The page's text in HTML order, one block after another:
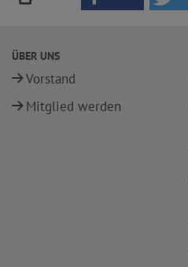
ÜBER UNS
Vorstand
Mitglied werden